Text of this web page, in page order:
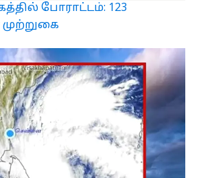
போராட்டம்: 123